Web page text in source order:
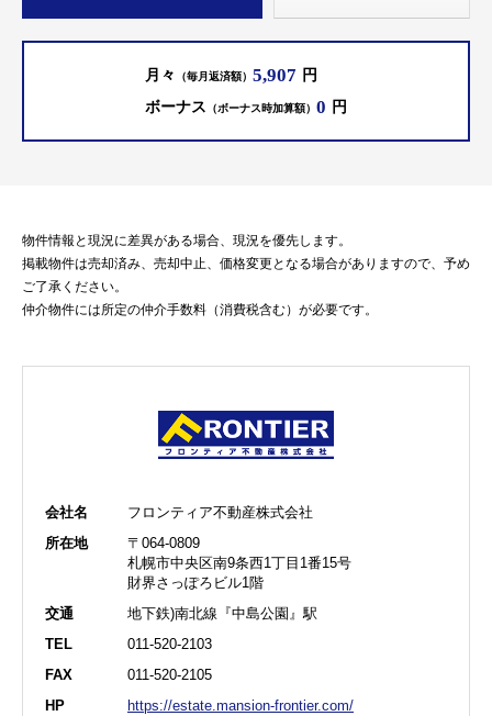
月々 （毎月返済額） 5,907 円
ボーナス （ボーナス時加算額） 0 円
物件情報と現況に差異がある場合、現況を優先します。
掲載物件は売却済み、売却中止、価格変更となる場合がありますので、予め
ご了承ください。
仲介物件には所定の仲介手数料（消費税含む）が必要です。
会社名
フロンティア不動産株式会社
所在地
〒064-0809
札幌市中央区南9条西1丁目1番15号
財界さっぽろビル1階
交通
地下鉄)南北線『中島公園』駅
TEL
011-520-2103
FAX
011-520-2105
HP
https://estate.mansion-frontier.com/